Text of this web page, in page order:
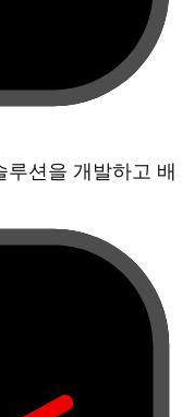
션을 개발하고 배